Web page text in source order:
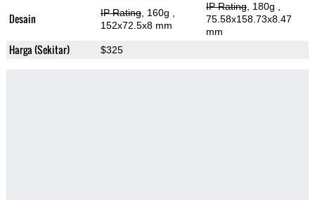
Desain IP Rating, 160g
152x72.5x8 mm
IP Rating, 180g
75.58x158.73x8.47
mm
Harga (Sekitar) $325